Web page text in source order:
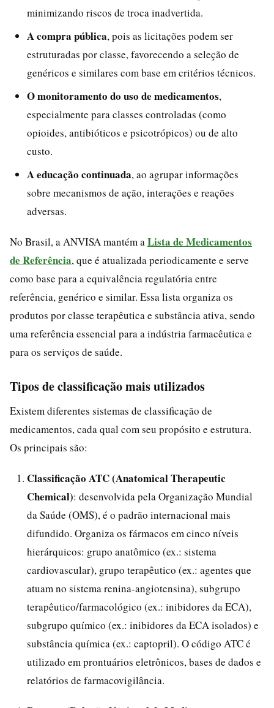
minimizando riscos de troca inadvertida.
A compra pública, pois as licitações podem ser
estruturadas por classe, favorecendo a seleção de
genéricos e similares com base em critérios técnicos.
O monitoramento do uso de medicamentos,
especialmente para classes controladas (como
opioides, antibióticos e psicotrópicos) ou de alto
custo.
A educação continuada, ao agrupar informações
sobre mecanismos de ação, interações e reações
adversas.
No Brasil, a ANVISA mantém a Lista de Medicamentos
de Referência, que é atualizada periodicamente e serve
como base para a equivalência regulatória entre
referência, genérico e similar. Essa lista organiza os
produtos por classe terapêutica e substância ativa, sendo
uma referência essencial para a indústria farmacêutica e
para os serviços de saúde.
Tipos de classificação mais utilizados
Existem diferentes sistemas de classificação de
medicamentos, cada qual com seu propósito e estrutura.
Os principais são:
Classificação ATC (Anatomical Therapeutic
Chemical): desenvolvida pela Organização Mundial
da Saúde (OMS), é o padrão internacional mais
difundido. Organiza os fármacos em cinco níveis
hierárquicos: grupo anatômico (ex.: sistema
cardiovascular), grupo terapêutico (ex.: agentes que
atuam no sistema renina-angiotensina), subgrupo
terapêutico/farmacológico (ex.: inibidores da ECA),
subgrupo químico (ex.: inibidores da ECA isolados) e
substância química (ex.: captopril). O código ATC é
utilizado em prontuários eletrônicos, bases de dados e
relatórios de farmacovigilância.